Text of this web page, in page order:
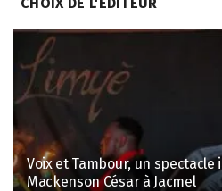
Voix et Tambour, un spectacle
Mackenson César à Jacmel